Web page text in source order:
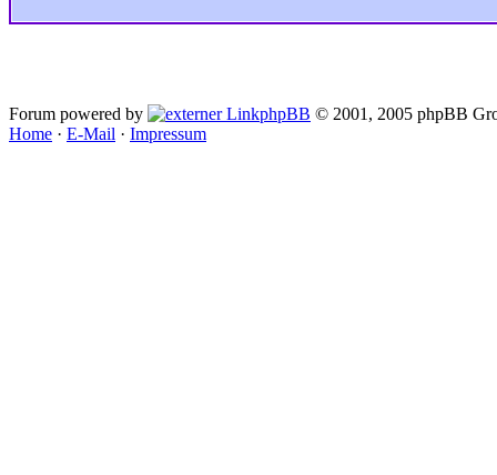
Forum powered by phpBB © 2001, 2005 phpBB
Home · E-Mail · Impressum